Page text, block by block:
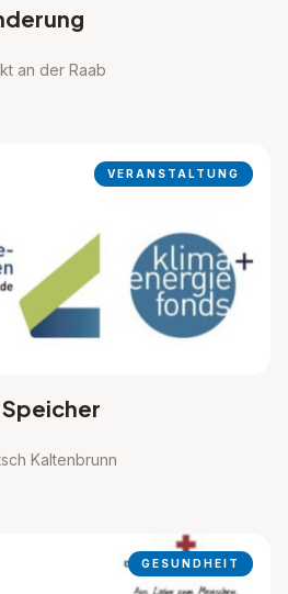
an der Raab
VERANSTALTUNG
Kaltenbrunn
GESUNDHEIT